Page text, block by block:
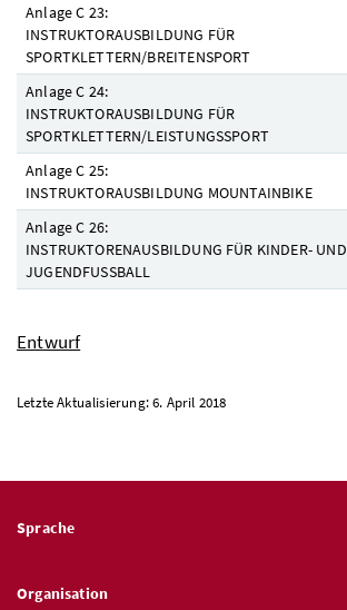
Anlage C 23:
INSTRUKTORAUSBILDUNG FÜR
SPORTKLETTERN/BREITENSPORT
Anlage C 24:
INSTRUKTORAUSBILDUNG FÜR
SPORTKLETTERN/LEISTUNGSSPORT
Anlage C 25:
INSTRUKTORAUSBILDUNG MOUNTAINBIKE
Anlage C 26:
INSTRUKTORENAUSBILDUNG FÜR KINDER- UND
JUGENDFUSSBALL
Entwurf
Letzte Aktualisierung: 6. April 2018
Sprache
Organisation